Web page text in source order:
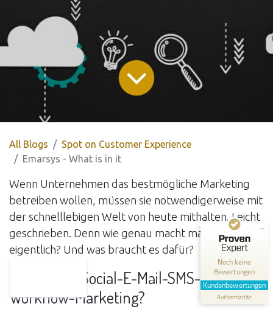
All Blogs
Spot on Customer Experience
Emarsys - What is in it
Wenn Unternehmen das bestmögliche Marketing
betreiben wollen, müssen sie notwendigerweise mit
der schnelllebigen Welt von heute mithalten. Leicht
geschrieben. Denn wie genau macht man das
eigentlich? Und was braucht es dafür?
Multikanal-Social-E-Mail-SMS-
Workflow-Marketing?
Noch keine
Bewertungen
Kundenbewertungen
Authentizität
Kundenbewertungen und Erfahrungen zu
cxm.consulting
MANGELHAFT
Erfahren Sie mehr über dieses Bewertungssiegel
Profil ansehen